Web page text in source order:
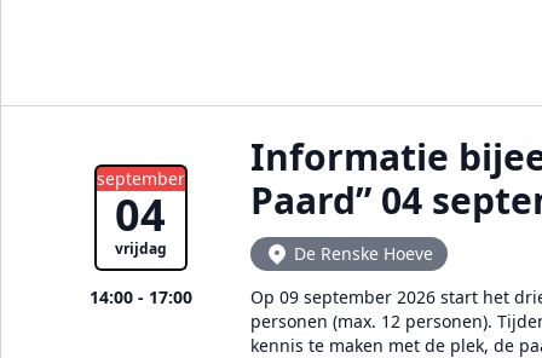
september
04
vrijdag
14:00 - 17:00
Informatie
Paard” 04
De Renske Hoeve
Op 09 september 2026 start het
personen (max. 12 personen).
kennis te maken met de plek, de